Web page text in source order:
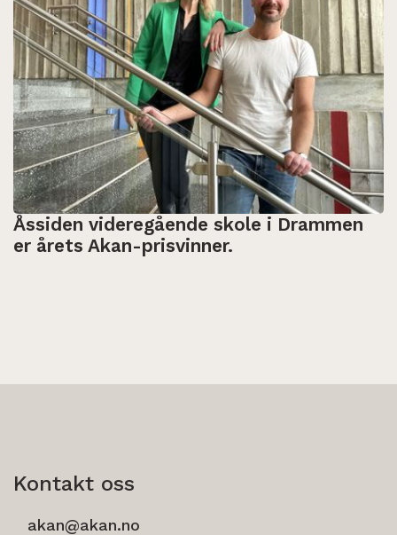
Åssiden videregående skole i Drammen
er årets Akan-prisvinner.
Kontakt oss
akan@akan.no